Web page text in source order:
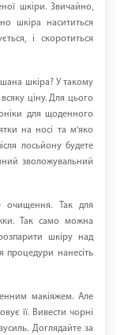
шкіри. Звичайно,
шкіра насититься
і скоротиться
шкіра? У такому
ціну. Для цього
для щоденного
на носі та м'яко
лосьйону будете
зволожувальний
очищення. Так для
Так само можна
шкіру над
процедури нанесіть
макіяжем. Але
її. Вивести чорні
Доглядайте за